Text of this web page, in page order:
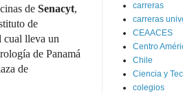
de Senacyt,
de
cual lleva un
de Panamá
de
carreras
carreras
CEAACES
Centro
Chile
Ciencia y
colegios